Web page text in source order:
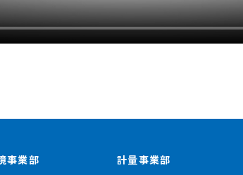
事業部 計量事業部